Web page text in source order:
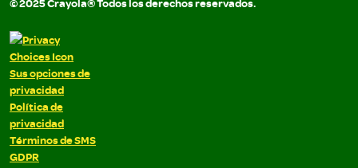
Sus opciones de
privacidad
Política de
privacidad
Términos de SMS
GDPR